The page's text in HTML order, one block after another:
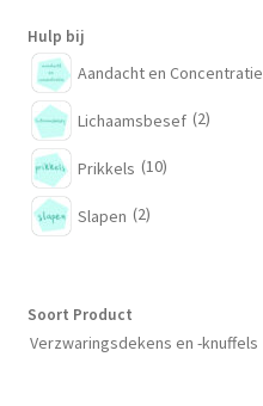
Hulp bij
Aandacht en Concentratie
Lichaamsbesef (2)
Prikkels (10)
Slapen (2)
Soort Product
Verzwaringsdekens en -knuffels